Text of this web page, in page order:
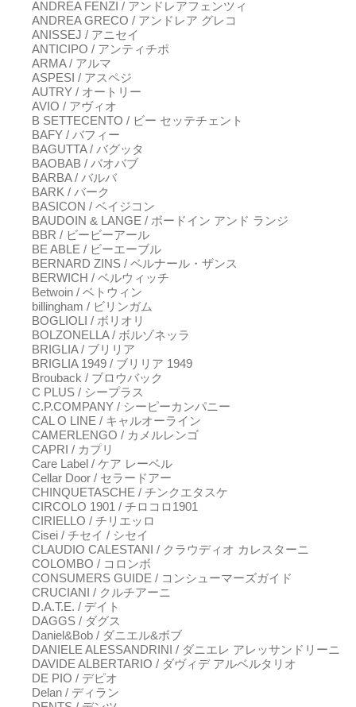
ANDREA FENZI / アンドレアフェンツィ
ANDREA GRECO / アンドレア グレコ
ANISSEJ / アニセイ
ANTICIPO / アンティチポ
ARMA / アルマ
ASPESI / アスペジ
AUTRY / オートリー
AVIO / アヴィオ
B SETTECENTO / ビー セッテチェント
BAFY / バフィー
BAGUTTA / バグッタ
BAOBAB / バオバブ
BARBA / バルバ
BARK / バーク
BASICON / ベイジコン
BAUDOIN & LANGE / ボードイン アンド ランジ
BBR / ビービーアール
BE ABLE / ビーエーブル
BERNARD ZINS / ベルナール・ザンス
BERWICH / ベルウィッチ
Betwoin / ベトウィン
billingham / ビリンガム
BOGLIOLI / ボリオリ
BOLZONELLA / ボルゾネッラ
BRIGLIA / ブリリア
BRIGLIA 1949 / ブリリア 1949
Brouback / ブロウバック
C PLUS / シープラス
C.P.COMPANY / シーピーカンパニー
CAL O LINE / キャルオーライン
CAMERLENGO / カメルレンゴ
CAPRI / カプリ
Care Label / ケア レーベル
Cellar Door / セラードアー
CHINQUETASCHE / チンクエタスケ
CIRCOLO 1901 / チロコロ1901
CIRIELLO / チリエッロ
Cisei / チセイ / シセイ
CLAUDIO CALESTANI / クラウディオ カレスターニ
COLOMBO / コロンボ
CONSUMERS GUIDE / コンシューマーズガイド
CRUCIANI / クルチアーニ
D.A.T.E. / デイト
DAGGS / ダグス
Daniel&Bob / ダニエル&ボブ
DANIELE ALESSANDRINI / ダニエレ アレッサンドリーニ
DAVIDE ALBERTARIO / ダヴィデ アルベルタリオ
DE PIO / デピオ
Delan / ディラン